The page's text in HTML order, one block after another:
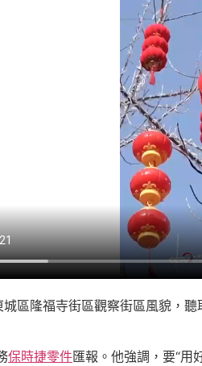
區隆福寺街區觀察街區風貌，
保時捷零件匯報。他強調，要“用